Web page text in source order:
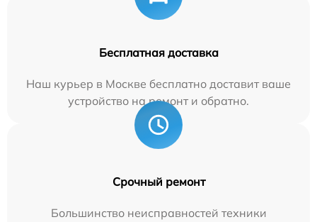
Бесплатная доставка
Наш курьер в Москве бесплатно доставит ваше
устройство на ремонт и обратно.
Срочный ремонт
Большинство неисправностей техники